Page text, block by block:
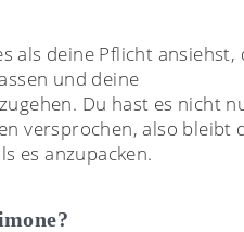
als deine Pflicht ansiehst,
und deine
Du hast es nicht
versprochen, also bleibt
es anzupacken.